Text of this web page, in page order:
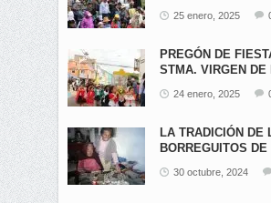
25 enero, 2025
PREGÓN DE
STMA. VIRGEN DE
24 enero, 2025
LA TRADICIÓN DE
BORREGUITOS DE
30 octubre, 2024